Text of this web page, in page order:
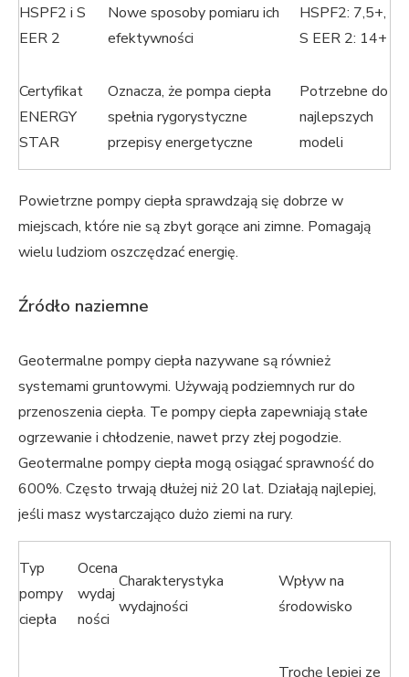
HSPF2 i S
EER 2
Nowe sposoby pomiaru ich
efektywności
HSPF2: 7,5+,
S EER 2: 14+
Certyfikat
ENERGY
STAR
Oznacza, że ​​pompa ciepła
spełnia rygorystyczne
przepisy energetyczne
Potrzebne do
najlepszych
modeli
Powietrzne pompy ciepła sprawdzają się dobrze w
miejscach, które nie są zbyt gorące ani zimne. Pomagają
wielu ludziom oszczędzać energię.
Źródło naziemne
Geotermalne pompy ciepła nazywane są również
systemami gruntowymi. Używają podziemnych rur do
przenoszenia ciepła. Te pompy ciepła zapewniają stałe
ogrzewanie i chłodzenie, nawet przy złej pogodzie.
Geotermalne pompy ciepła mogą osiągać sprawność do
600%. Często trwają dłużej niż 20 lat. Działają najlepiej,
jeśli masz wystarczająco dużo ziemi na rury.
Typ
pompy
ciepła
Ocena
wydaj
ności
Charakterystyka
wydajności
Wpływ na
środowisko
Trochę lepiej ze